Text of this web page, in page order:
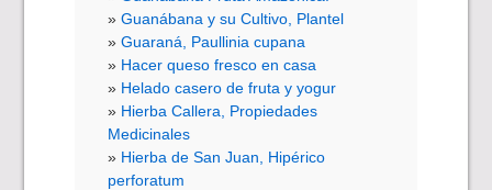
Guanábana y su Cultivo, Plantel
Guaraná, Paullinia cupana
Hacer queso fresco en casa
Helado casero de fruta y yogur
Hierba Callera, Propiedades
Medicinales
Hierba de San Juan, Hipérico
perforatum